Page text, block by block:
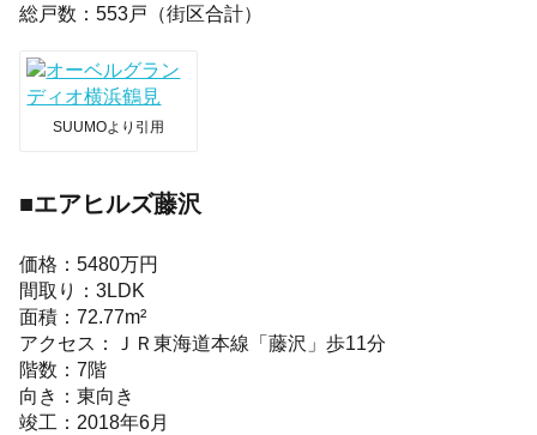
総戸数：553戸（街区合計）
SUUMOより引用
■エアヒルズ藤沢
価格：5480万円
間取り：3LDK
面積：72.77m²
アクセス：ＪＲ東海道本線「藤沢」歩11分
階数：7階
向き：東向き
竣工：2018年6月